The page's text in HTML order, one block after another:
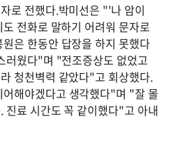
로 전했다.박미선은 "'나 암이
전화로 말하기 어려워 문자로
은 한동안 답장을 하지 못했다
러웠다"며 "전조증상도 없었고
청천벽력 같았다"고 회상했다.
해야겠다고 생각했다"며 "잘 몰
진료 시간도 꼭 같이했다"고 아내